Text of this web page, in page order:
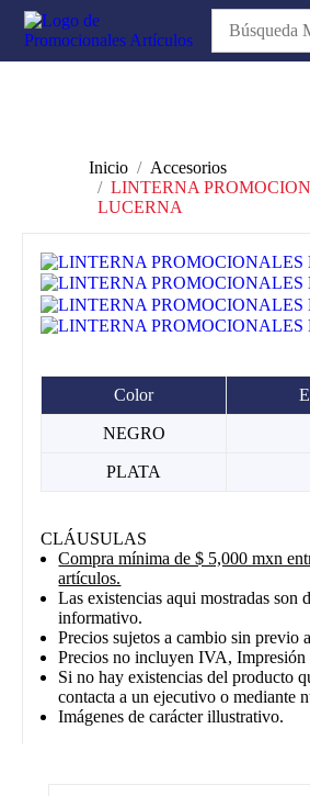
Inicio
Accesorios
LINTERNA
LUCERNA
Color
NEGRO
PLATA
CLÁUSULAS
Compra mínima de $ 5,000 mxn
artículos.
Las existencias aqui mostradas son
informativo.
Precios sujetos a cambio sin previo
Precios no incluyen IVA,
Si no hay existencias del producto
contacta a un ejecutivo o mediante
Imágenes de carácter illustrativo.